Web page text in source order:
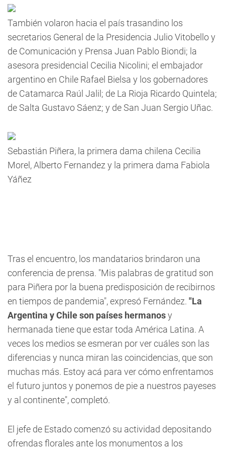
También volaron hacia el país trasandino los
secretarios General de la Presidencia Julio Vitobello y
de Comunicación y Prensa Juan Pablo Biondi; la
asesora presidencial Cecilia Nicolini; el embajador
argentino en Chile Rafael Bielsa y los gobernadores
de Catamarca Raúl Jalil; de La Rioja Ricardo Quintela;
de Salta Gustavo Sáenz; y de San Juan Sergio Uñac.
Sebastián Piñera, la primera dama chilena Cecilia
Morel, Alberto Fernandez y la primera dama Fabiola
Yáñez
Tras el encuentro, los mandatarios brindaron una
conferencia de prensa. "Mis palabras de gratitud son
para Piñera por la buena predisposición de recibirnos
en tiempos de pandemia", expresó Fernández. "La
Argentina y Chile son países hermanosy
hermanada tiene que estar toda América Latina. A
veces los medios se esmeran por ver cuáles son las
diferencias y nunca miran las coincidencias, que son
muchas más. Estoy acá para ver cómo enfrentamos
el futuro juntos y ponemos de pie a nuestros payeses
y al continente", completó.
El jefe de Estado comenzó su actividad depositando
ofrendas florales ante los monumentos a los